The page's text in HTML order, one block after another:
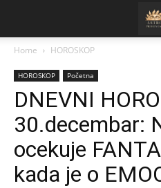
Home HOROSKOP
HOROSKOP Početna
DNEVNI
30.decembar:
ocekuje
kada je o